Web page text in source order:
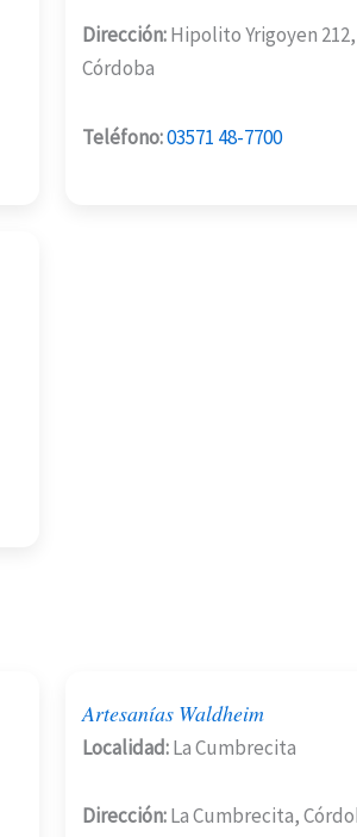
Dirección:Hipolito Yrigoyen 212,
Córdoba
Teléfono:03571 48-7700
Artesanías Waldheim
Localidad:La Cumbrecita
Dirección:La Cumbrecita,